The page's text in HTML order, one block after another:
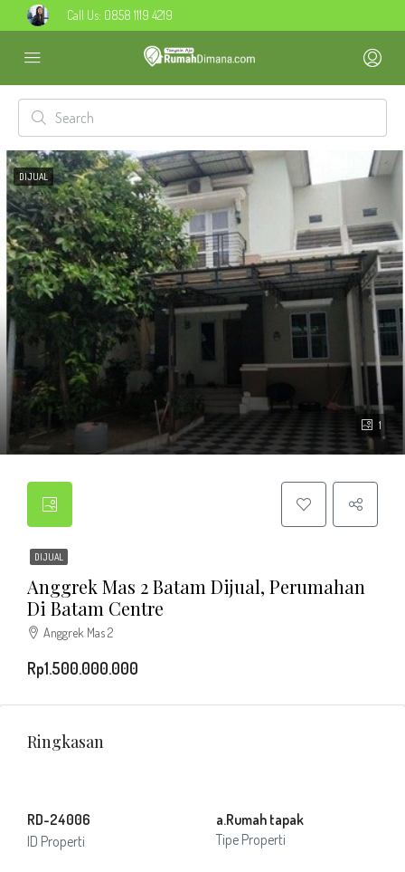
Call Us: 0858 1119 4219
1
DIJUAL
DIJUAL
Anggrek Mas 2 Batam Dijual, Perumahan
Di Batam Centre
Anggrek Mas 2
Rp1.500.000.000
Ringkasan
RD-24006
ID Properti
a.Rumah tapak
Tipe Properti